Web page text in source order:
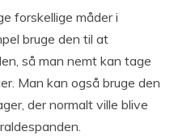
forskellige måder i
bruge den til at
så man nemt kan tage
Man kan også bruge den
der normalt ville blive